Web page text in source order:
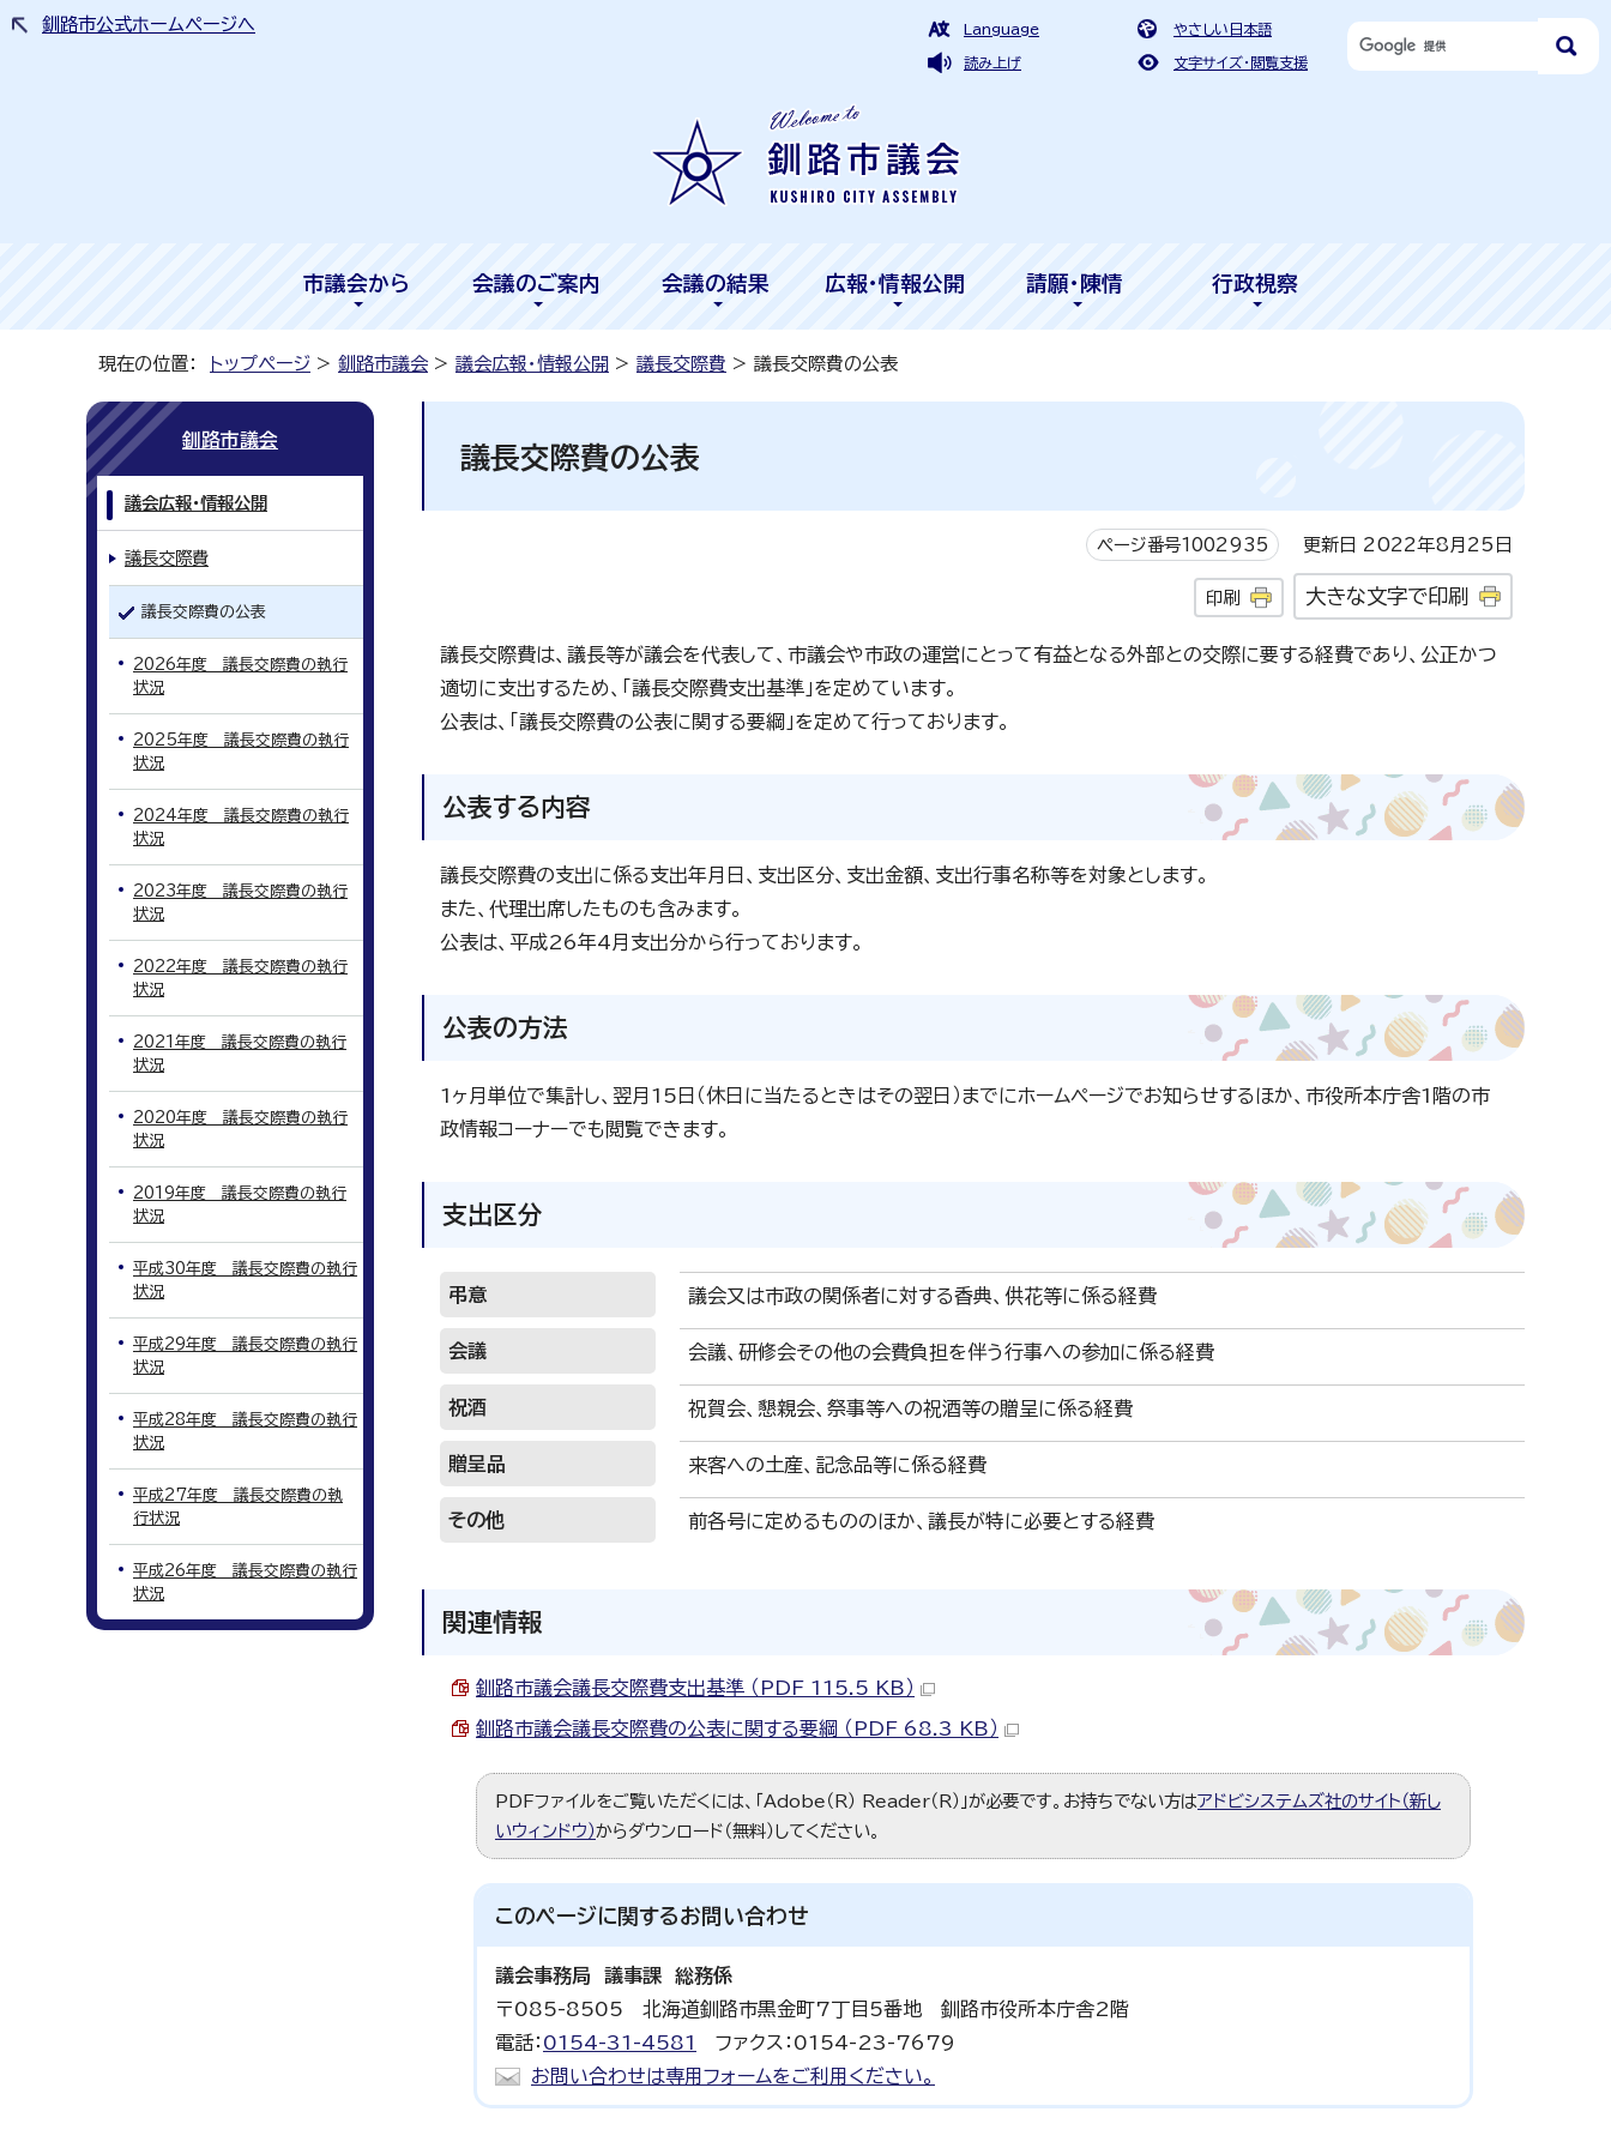
Language やさしい日本語
読み上げ 文字サイズ・閲覧支援
釧路市公式ホームページへ
市議会から 会議のご案内 会議の結果 広報・情報公開 請願・陳情 行政視察
現在の位置： トップページ > 釧路市議会 > 議会広報・情報公開 > 議長交際費 > 議長交際費の公表
議長交際費の公表
ページ番号1002935 更新日 2022年8月25日
印刷 大きな文字で印刷
議長交際費は、議長等が議会を代表して、市議会や市政の運営にとって有益となる外部との交際に要する経費であり、公正かつ
適切に支出するため、「議長交際費支出基準」を定めています。
公表は、「議長交際費の公表に関する要綱」を定めて行っております。
公表する内容
議長交際費の支出に係る支出年月日、支出区分、支出金額、支出行事名称等を対象とします。
また、代理出席したものも含みます。
公表は、平成26年4月支出分から行っております。
公表の方法
1ヶ月単位で集計し、翌月15日（休日に当たるときはその翌日）までにホームページでお知らせするほか、市役所本庁舎1階の市
政情報コーナーでも閲覧できます。
支出区分
弔意 議会又は市政の関係者に対する香典、供花等に係る経費
会議 会議、研修会その他の会費負担を伴う行事への参加に係る経費
祝酒 祝賀会、懇親会、祭事等への祝酒等の贈呈に係る経費
贈呈品 来客への土産、記念品等に係る経費
その他 前各号に定めるもののほか、議長が特に必要とする経費
関連情報
釧路市議会議長交際費支出基準 （PDF 115.5 KB）
釧路市議会議長交際費の公表に関する要綱 （PDF 68.3 KB）
PDFファイルをご覧いただくには、「Adobe（R） Reader（R）」が必要です。お持ちでない方はアドビシステムズ社のサイト（新し
いウィンドウ）からダウンロード（無料）してください。
このページに関するお問い合わせ
議会事務局 議事課 総務係
〒085-8505 北海道釧路市黒金町7丁目5番地 釧路市役所本庁舎2階
電話： 0154-31-4581
ファクス：0154-23-7679
お問い合わせは専用フォームをご利用ください。
釧路市議会
議会広報・情報公開
議長交際費
議長交際費の公表
2026年度 議長交際費の執行
状況
2025年度 議長交際費の執行
状況
2024年度 議長交際費の執行
状況
2023年度 議長交際費の執行
状況
2022年度 議長交際費の執行
状況
2021年度 議長交際費の執行
状況
2020年度 議長交際費の執行
状況
2019年度 議長交際費の執行
状況
平成30年度 議長交際費の執行
状況
平成29年度 議長交際費の執行
状況
平成28年度 議長交際費の執行
状況
平成27年度 議長交際費の執
行状況
平成26年度 議長交際費の執行
状況